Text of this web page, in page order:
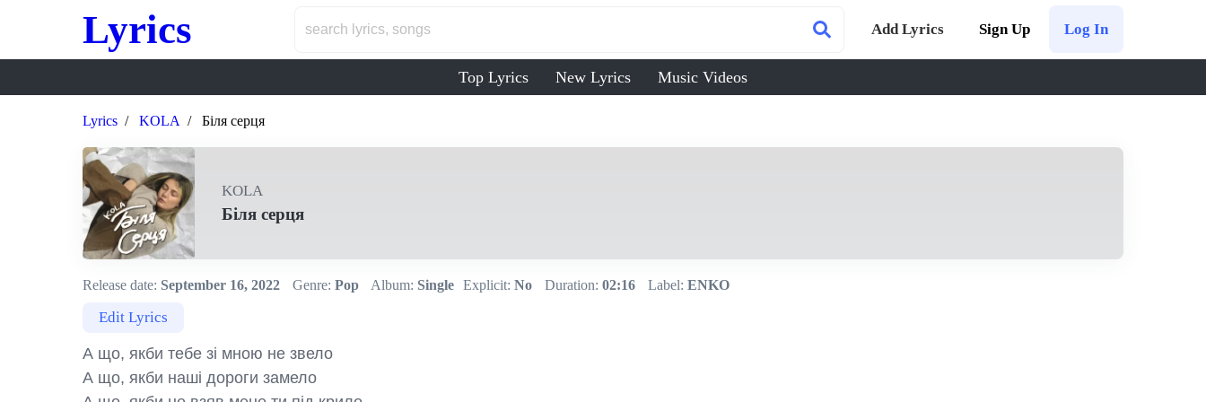
Lyrics Add Lyrics Sign Up Log In
Top Lyrics New Lyrics Music Videos
Lyrics KOLA Біля серця
KOLA
Біля серця
Release date: September 16, 2022 Genre: Pop Album: Single Explicit: No Duration: 02:16 Label: ENKO
Edit Lyrics
А що, якби тебе зі мною не звело
А що, якби наші дороги замело